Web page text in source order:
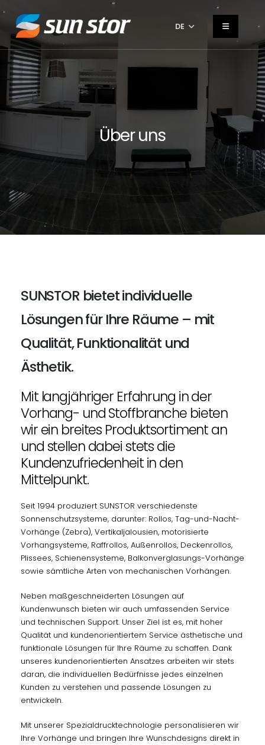
DE
Über uns
SUNSTOR bietet individuelle
Lösungen für Ihre Räume – mit
Qualität, Funktionalität und
Ästhetik.
Mit langjähriger Erfahrung in der
Vorhang- und Stoffbranche bieten
wir ein breites Produktsortiment an
und stellen dabei stets die
Kundenzufriedenheit in den
Mittelpunkt.
Seit 1994 produziert SUNSTOR verschiedenste
Sonnenschutzsysteme, darunter: Rollos, Tag-und-Nacht-
Vorhänge (Zebra), Vertikaljalousien, motorisierte
Vorhangsysteme, Raffrollos, Außenrollos, Deckenrollos,
Plissees, Schienensysteme, Balkonverglasungs-Vorhänge
sowie sämtliche Arten von mechanischen Vorhängen.
Neben maßgeschneiderten Lösungen auf
Kundenwunsch bieten wir auch umfassenden Service
und technischen Support. Unser Ziel ist es, mit hoher
Qualität und kundenorientiertem Service ästhetische und
funktionale Lösungen für Ihre Räume zu schaffen. Dank
unseres kundenorientierten Ansatzes arbeiten wir stets
daran, die individuellen Bedürfnisse jedes einzelnen
Kunden zu verstehen und passende Lösungen zu
entwickeln.
Mit unserer Spezialdrucktechnologie personalisieren wir
Ihre Vorhänge und bringen Ihre Wunschdesigns direkt in